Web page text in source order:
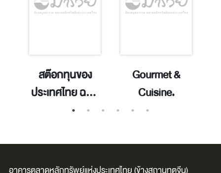
สต๊อกทุนของ
ประเทศไทย ฉบับ
พ.ศ. 2566 =
thailand 2023
edtion.
Gourmet &
Cuisine.